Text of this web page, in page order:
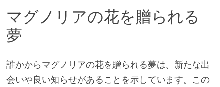
マグノリアの花を贈られる
夢
誰かからマグノリアの花を贈られる夢は、新たな出
会いや良い知らせがあることを示しています。この